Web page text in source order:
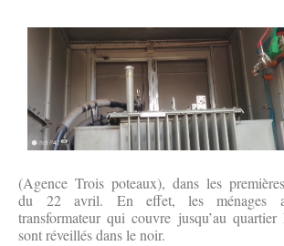
(Agence Trois poteaux), dans les
du 22 avril. En effet, les ménages
transformateur qui couvre jusqu’au
sont réveillés dans le noir.